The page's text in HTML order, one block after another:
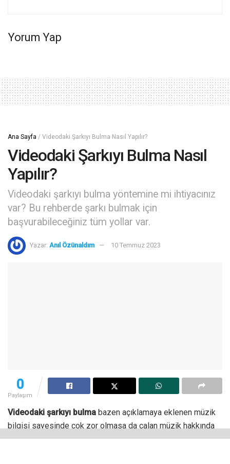
Yorum Yap
Ana Sayfa / Videodaki Şarkıyı Bulma Nasıl Yapılır?
Videodaki Şarkıyı Bulma Nasıl
Yapılır?
Videodaki şarkıyı bulma yöntemine mi ihtiyacınız
var? Bu rehberde şarkı bulmak için
başvurabileceğiniz tüm yollar var.
Yazar: Anıl Özünaldım 10 Temmuz 2023
0
Paylaşım
Videodaki şarkıyı bulma bazen açıklamaya eklenen müzik
bilgisi sayesinde çok zor olmasa da çalan müzik hakkında
hiçbir bilgi olmaması durumunda sizi hangi şarkının kendine